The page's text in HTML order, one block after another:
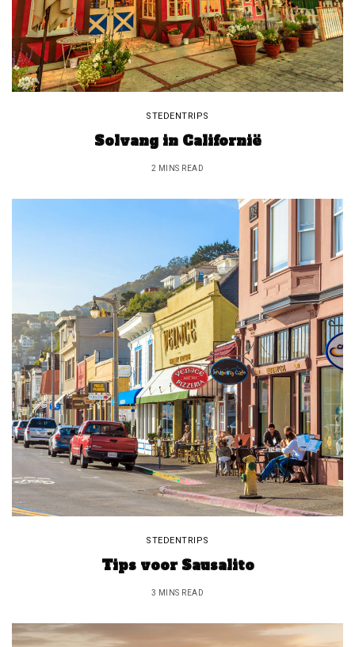
STEDENTRIPS
Solvang in Californië
2 MINS READ
STEDENTRIPS
Tips voor Sausalito
3 MINS READ